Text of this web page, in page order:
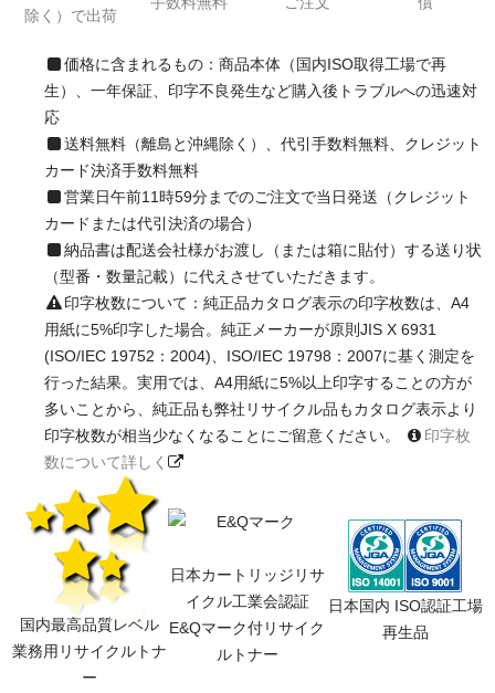
除く）で出荷
価格に含まれるもの：商品本体（国内ISO取得工場で再
生）、一年保証、印字不良発生など購入後トラブルへの迅速対
応
送料無料（離島と沖縄除く）、代引手数料無料、クレジット
カード決済手数料無料
営業日午前11時59分までのご注文で当日発送（クレジット
カードまたは代引決済の場合）
納品書は配送会社様がお渡し（または箱に貼付）する送り状
（型番・数量記載）に代えさせていただきます。
印字枚数について：純正品カタログ表示の印字枚数は、A4
用紙に5%印字した場合。純正メーカーが原則JIS X 6931
(ISO/IEC 19752：2004)、ISO/IEC 19798：2007に基く測定を
行った結果。実用では、A4用紙に5%以上印字することの方が
多いことから、純正品も弊社リサイクル品もカタログ表示より
印字枚数が相当少なくなることにご留意ください。
印字枚
数について詳しく
国内最高品質レベル
業務用リサイクルトナ
ー
日本カートリッジリサ
イクル工業会認証
E&Qマーク付リサイク
ルトナー
日本国内 ISO認証工場
再生品